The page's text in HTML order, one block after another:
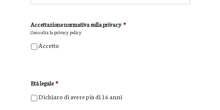
Accettazione normativa sulla privacy *
Consulta la privacy policy
Accetto
Età legale *
Dichiaro di avere più di 16 anni